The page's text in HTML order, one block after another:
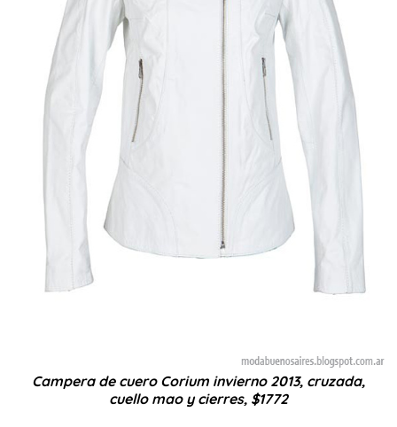
Campera de cuero Corium invierno 2013, cruzada,
cuello mao y cierres, $1772